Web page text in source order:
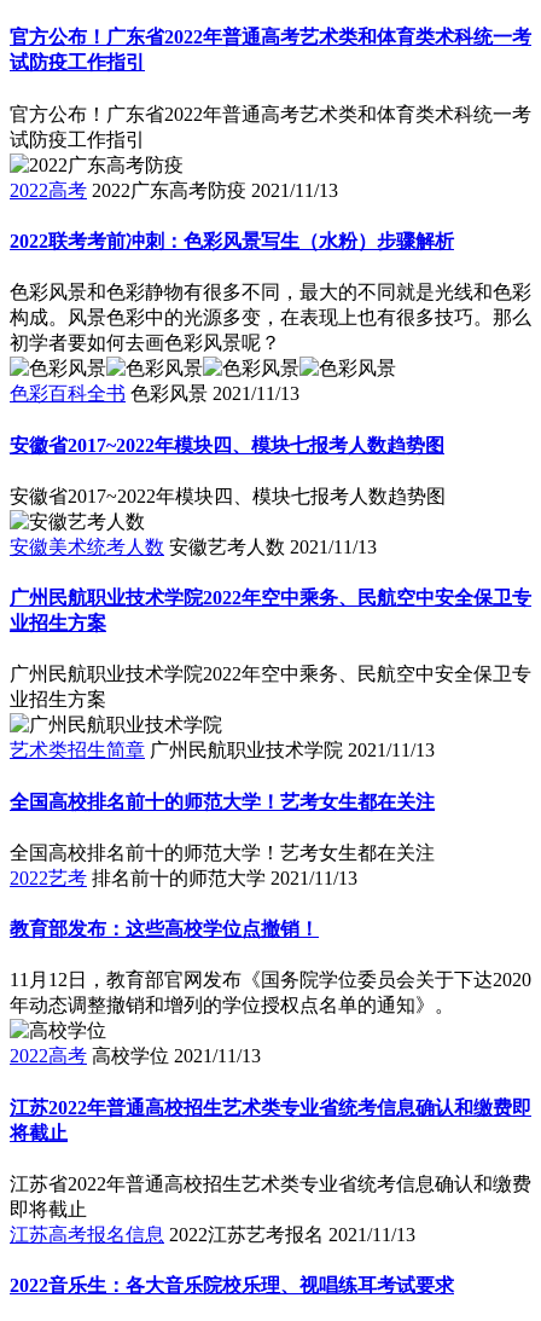
官方公布！广东省2022年普通高考艺术类和体育类术科统一考
试防疫工作指引
官方公布！广东省2022年普通高考艺术类和体育类术科统一考
试防疫工作指引
2022高考 2022广东高考防疫 2021/11/13
2022联考考前冲刺：色彩风景写生（水粉）步骤解析
色彩风景和色彩静物有很多不同，最大的不同就是光线和色彩
构成。风景色彩中的光源多变，在表现上也有很多技巧。那么
初学者要如何去画色彩风景呢？
色彩百科全书 色彩风景 2021/11/13
安徽省2017~2022年模块四、模块七报考人数趋势图
安徽省2017~2022年模块四、模块七报考人数趋势图
安徽美术统考人数 安徽艺考人数 2021/11/13
广州民航职业技术学院2022年空中乘务、民航空中安全保卫专
业招生方案
广州民航职业技术学院2022年空中乘务、民航空中安全保卫专
业招生方案
艺术类招生简章 广州民航职业技术学院 2021/11/13
全国高校排名前十的师范大学！艺考女生都在关注
全国高校排名前十的师范大学！艺考女生都在关注
2022艺考 排名前十的师范大学 2021/11/13
教育部发布：这些高校学位点撤销！
11月12日，教育部官网发布《国务院学位委员会关于下达2020
年动态调整撤销和增列的学位授权点名单的通知》。
2022高考 高校学位 2021/11/13
江苏2022年普通高校招生艺术类专业省统考信息确认和缴费即
将截止
江苏省2022年普通高校招生艺术类专业省统考信息确认和缴费
即将截止
江苏高考报名信息 2022江苏艺考报名 2021/11/13
2022音乐生：各大音乐院校乐理、视唱练耳考试要求